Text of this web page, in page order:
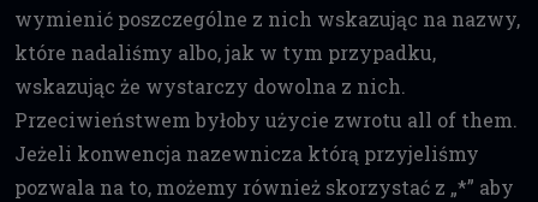
wymienić poszczególne z nich wskazując na nazwy,
które nadaliśmy albo, jak w tym przypadku,
wskazując że wystarczy dowolna z nich.
Przeciwieństwem byłoby użycie zwrotu all of them.
Jeżeli konwencja nazewnicza którą przyjeliśmy
pozwala na to, możemy również skorzystać z „*” aby